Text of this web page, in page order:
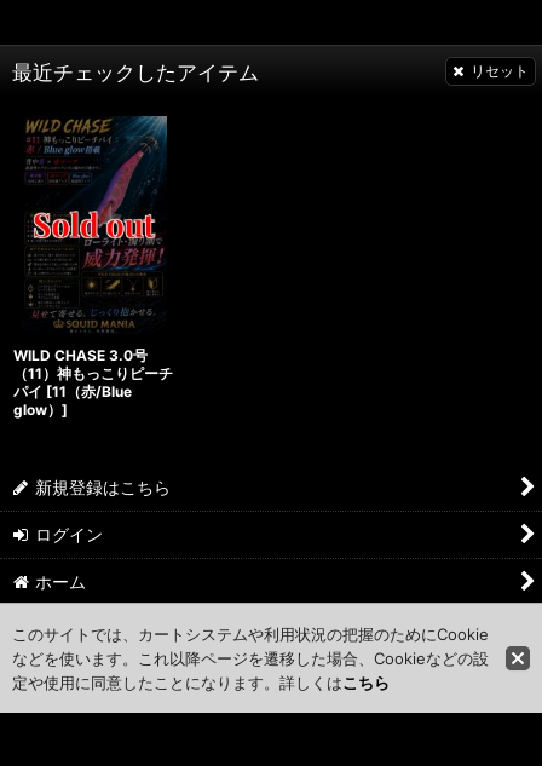
最近チェックしたアイテム リセット
WILD CHASE 3.0号
（11）神もっこりピーチ
パイ [11（赤/Blue
glow） ]
新規登録はこちら
ログイン
ホーム
ショッピングカート
マイページ
このサイトでは、カートシステムや利用状況の把握のためにCookie
などを使います。これ以降ページを遷移した場合、Cookieなどの設
定や使用に同意したことになります。詳しくはこちら